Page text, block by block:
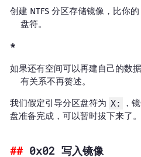
创建 NTFS 分区存储镜像，比你
盘符。
如果还有空间可以再建自己的数
有关系不再赘述。
我们假定引导分区盘符为 X: ，
盘准备完成，可以暂时拔下来了。
0x02 写入镜像